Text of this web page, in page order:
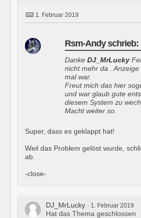
1. Februar 2019
Rsm-Andy schrieb:
Danke DJ_MrLucky
nicht mehr da .
mal war.
Freut mich das hier
und war glaub gute
diesem System zu
Macht weiter so.
Super, dass es geklappt hat!
Weil das Problem gelöst wurde,
ab.
-close-
DJ_MrLucky 1. Februar 2019
Hat das Thema geschlossen